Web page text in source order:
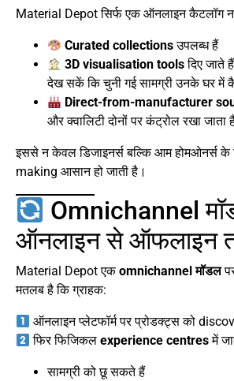
Material Depot सिर्फ एक ऑनलाइन कैटलॉग
Curated collectionsउपलब्ध हैं
3D visualisation toolsदिए जाते
देख सकें कि चुनी गई सामग्री उनके घर में
Direct-from-manufacturer
और क्वालिटी दोनों पर कंट्रोल रखा जाता
इससे न केवल डिजाइनर्स बल्कि आम होमओनर्स के
making आसान हो जाती है।
Omnichannel
ऑनलाइन से ऑफलाइन
Material Depot एकomnichannel मॉडल
मतलब है कि ग्राहक:
ऑनलाइन प्लेटफॉर्म पर प्रोडक्ट्स को
फिर फिजिकलexperience centresमें
सामग्री को छू सकते हैं